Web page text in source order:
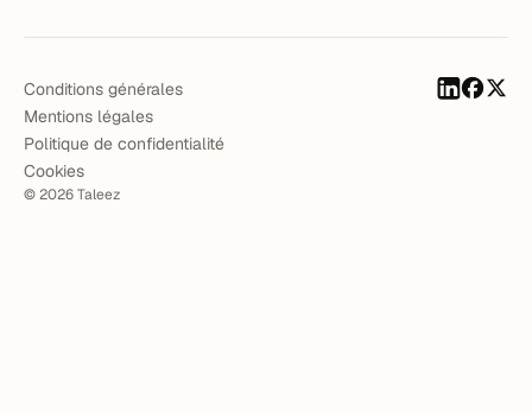
©2026Taleez
Conditions générales
Mentions légales
Politique de confidentialité
Cookies